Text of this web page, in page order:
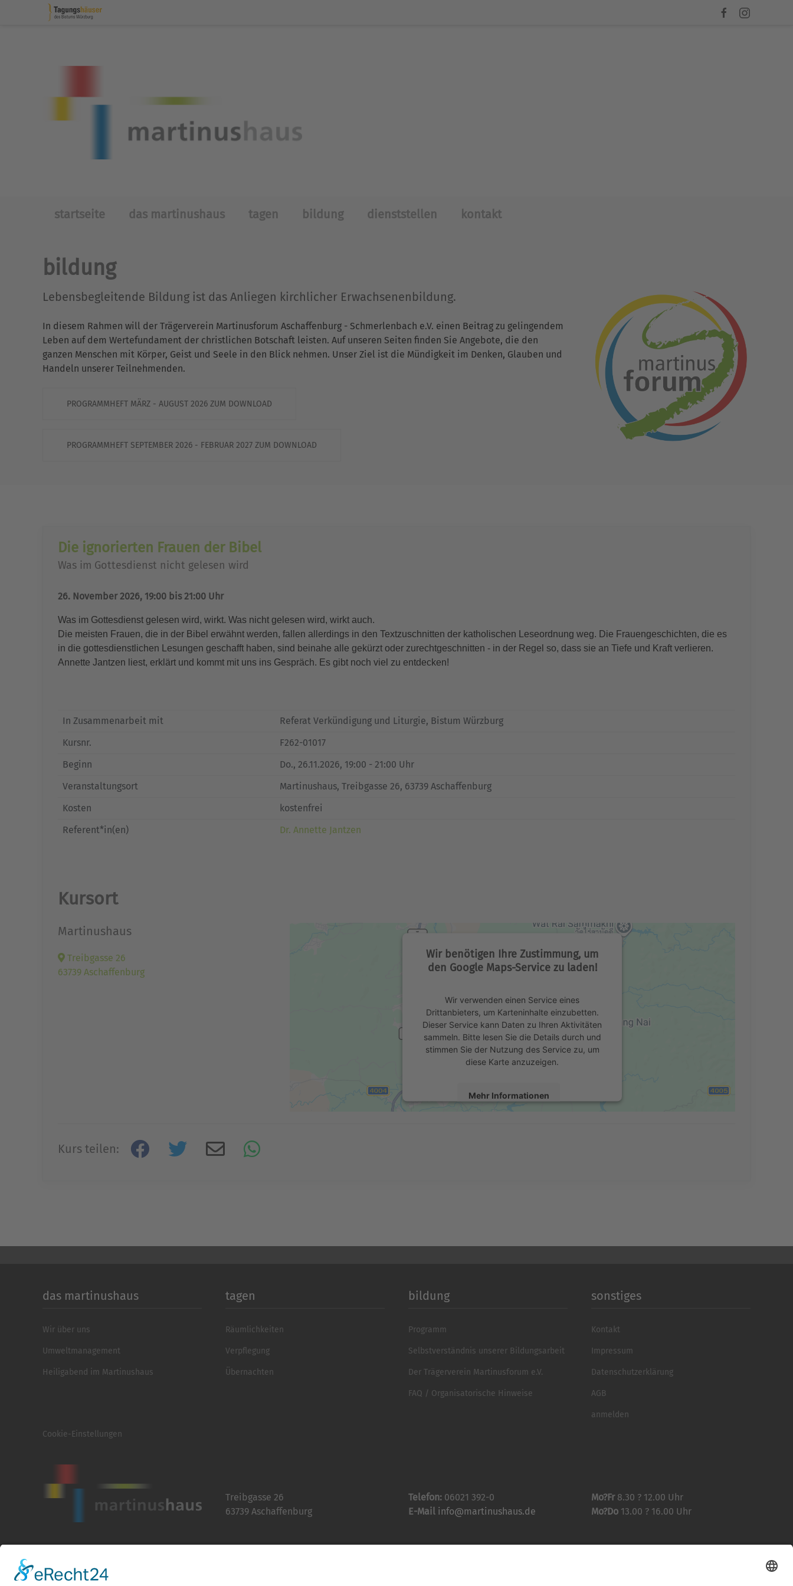
startseite das martinushaus tagen bildung dienststellen kontakt
bildung
Lebensbegleitende Bildung ist das Anliegen kirchlicher Erwachsenenbildung.
In diesem Rahmen will der Trägerverein Martinusforum Aschaffenburg - Schmerlenbach e.V. einen Beitrag zu gelingendem
Leben auf dem Wertefundament der christlichen Botschaft leisten. Auf unseren Seiten finden Sie Angebote, die den
ganzen Menschen mit Körper, Geist und Seele in den Blick nehmen. Unser Ziel ist die Mündigkeit im Denken, Glauben und
Handeln unserer Teilnehmenden.
PROGRAMMHEFT MÄRZ - AUGUST 2026 ZUM DOWNLOAD
PROGRAMMHEFT SEPTEMBER 2026 - FEBRUAR 2027 ZUM DOWNLOAD
Die ignorierten Frauen der Bibel
Was im Gottesdienst nicht gelesen wird
26. November 2026, 19:00 bis 21:00 Uhr
Was im Gottesdienst gelesen wird, wirkt. Was nicht gelesen wird, wirkt auch.
Die meisten Frauen, die in der Bibel erwähnt werden, fallen allerdings in den Textzuschnitten der katholischen Leseordnung weg. Die Frauengeschichten, die es
in die gottesdienstlichen Lesungen geschafft haben, sind beinahe alle gekürzt oder zurechtgeschnitten - in der Regel so, dass sie an Tiefe und Kraft verlieren.
Annette Jantzen liest, erklärt und kommt mit uns ins Gespräch. Es gibt noch viel zu entdecken!
In Zusammenarbeit mit
Referat Verkündigung und Liturgie, Bistum Würzburg
Kursnr.
F262-01017
Beginn
Do., 26.11.2026, 19:00 - 21:00 Uhr
Veranstaltungsort
Martinushaus, Treibgasse 26, 63739 Aschaffenburg
Kosten
kostenfrei
Referent*in(en)
Dr. Annette Jantzen
Kursort
Martinushaus
Treibgasse 26
63739 Aschaffenburg
Wir benötigen Ihre Zustimmung, um
den Google Maps-Service zu laden!
Wir verwenden einen Service eines
Drittanbieters, um Karteninhalte einzubetten.
Dieser Service kann Daten zu Ihren Aktivitäten
sammeln. Bitte lesen Sie die Details durch und
stimmen Sie der Nutzung des Service zu, um
diese Karte anzuzeigen.
Mehr Informationen
Kurs teilen:
das martinushaus
Wir über uns
Umweltmanagement
Heiligabend im Martinushaus
tagen
Räumlichkeiten
Verpflegung
Übernachten
bildung
Programm
Selbstverständnis unserer Bildungsarbeit
Der Trägerverein Martinusforum e.V.
FAQ / Organisatorische Hinweise
sonstiges
Kontakt
Impressum
Datenschutzerklärung
AGB
anmelden
Cookie-Einstellungen
Treibgasse 26
63739 Aschaffenburg
Telefon: 06021 392-0
E-Mail info@martinushaus.de
Mo?Fr 8.30 ? 12.00 Uhr
Mo?Do 13.00 ? 16.00 Uhr